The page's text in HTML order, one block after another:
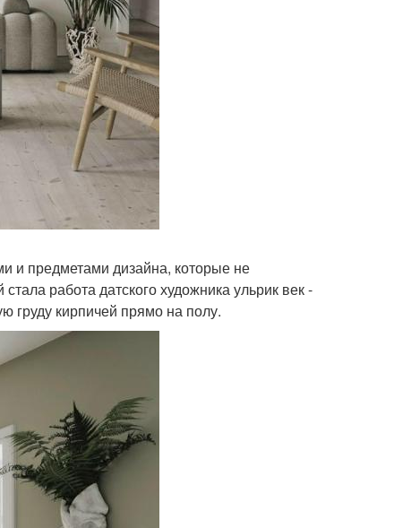
и предметами дизайна, которые не
работа датского художника ульрик век -
груду кирпичей прямо на полу.